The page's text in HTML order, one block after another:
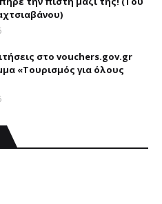
στο vouchers.gov.gr
«Τουρισμός για όλους